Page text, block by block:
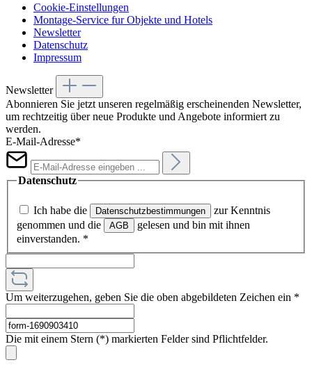
Cookie-Einstellungen
Montage-Service fur Objekte und Hotels
Newsletter
Datenschutz
Impressum
Newsletter
Abonnieren Sie jetzt unseren regelmäßig erscheinenden Newsletter,
um rechtzeitig über neue Produkte und Angebote informiert zu
werden.
E-Mail-Adresse*
Datenschutz
Ich habe die Datenschutzbestimmungen
zur Kenntnis
genommen und die
AGB
gelesen und bin mit ihnen
einverstanden. *
Um weiterzugehen, geben Sie die oben abgebildeten Zeichen ein *
Die mit einem Stern (*) markierten Felder sind Pflichtfelder.